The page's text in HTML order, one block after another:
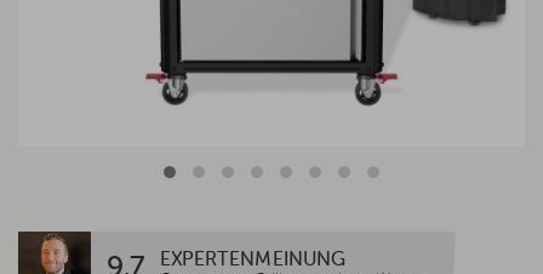
9.7 EXPERTENMEINUNG